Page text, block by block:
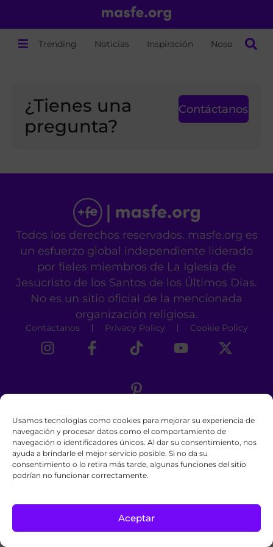
Usamos tecnologías como cookies para mejorar su experiencia de
navegación y procesar datos como el comportamiento de
navegación o identificadores únicos. Al dar su consentimiento, nos
ayuda a brindarle el mejor servicio posible. Si no da su
consentimiento o lo retira más tarde, algunas funciones del sitio
podrían no funcionar correctamente.
Aceptar
Trending Noticias Inspiración Nosotros
¿Tienes una
pregunta?
Contáctanos
Todos los derechos reservados. masfe.org es
un esfuerzo global independiente liderado
por fieles miembros de La Iglesia de
Jesucristo de los Santos de los Últimos Días.
No es un sitio oficial de la mencionada
organización religiosa.
Contáctanos Privacy Policy Cookie Policy